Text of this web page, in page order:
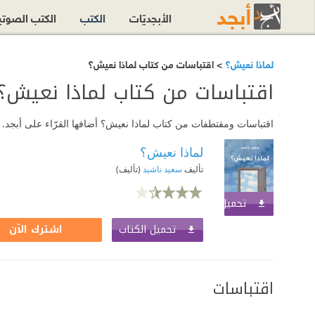
لماذا نعيش؟> اقتباسات من كتاب لماذا نعيش؟
اقتباسات من كتاب لماذا
اقتباسات ومقتطفات من كتاب لماذا نعيش؟ أضافها القرّاء على
تحميل الكتاب اشترك الآن
لماذا نعيش؟
تأليف سعيد ناشيد (تأليف)
تحميل الكتاب اشترك الآن
اقتباسات
الأبجديّات الكتب الكتب